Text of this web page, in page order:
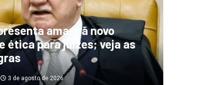
indica El Niño
diminuindo chuvas e
secas de rios
3 de agosto de 2026
amanhã novo
ética para juízes; veja as
3 de agosto de 2026